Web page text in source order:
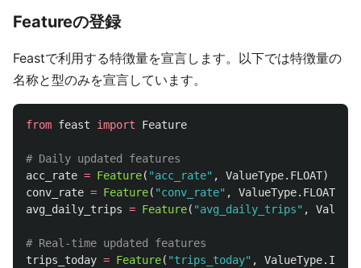
Featureの登録
Feastで利用する特徴量を宣言します。以下では特徴量の
名称と型のみを宣言しています。
from feast import Feature
acc_rate = Feature( "acc_rate" , ValueType. FLOAT)
conv_rate = Feature( "conv_rate" , ValueType. FLOAT
avg_daily_trips = Feature( "avg_daily_trips" ,
trips_today = Feature( "trips_today" , ValueType. INT32